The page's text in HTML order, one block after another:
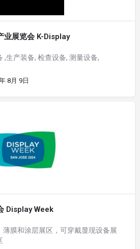
业展览会 K-Display
,生产装备, 检查设备, 测量设备,
8月 9日
Display Week
膜和涂层展区，可穿戴显现设备展